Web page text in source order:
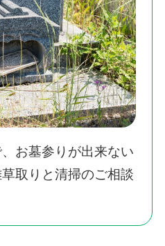
お墓参りが出来ない
取りと清掃のご相談